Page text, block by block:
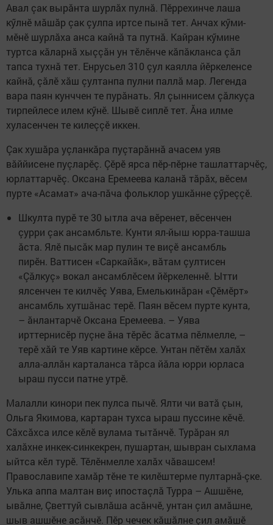
Авал çак вырăнта шурлăх пулнă. Пӗррехинче лаша
кӳлнӗ мăшăр çак çулпа иртсе пынă тет. Анчах кӳми-
мӗнӗ шурлăха анса кайнă та путнă. Кайран кӳмине
туртса кăларнă хыççăн ун тӗлӗнче кăпăкланса çăл
тапса тухнă тет. Енрусьел 310 çул каялла йӗркеленсе
кайнă, çăлӗ хăш çултанпа пулни паллă мар. Легенда
вара паян кунччен те пурăнать. Ял çыннисем çăлкуçа
тирпейлесе илем кӳнӗ. Шывӗ сиплӗ тет. Ăна илме
хуласенчен те килеççӗ иккен.
Çак хушăра уçланкăра пуçтарăннă ачасем уяв
вăййисене пуçларӗç. Çӗрӗ ярса пӗр-пӗрне ташлаттарчӗç,
юрлаттарчӗç. Оксана Еремеева каланă тăрăх, вӗсем
пурте «Асамат» ача-пăча фольклор ушкăнне çӳреççӗ.
Шкулта пурӗ те 30 ытла ача вӗренет, вӗсенчен
çурри çак ансамбльте. Кунти ял-йыш юрра-ташша
ăста. Ялӗ пысăк мар пулин те виçӗ ансамбль
пирӗн. Ваттисен «Саркайăк», вăтам çултисен
«Çăлкуç» вокал ансамблӗсем йӗркеленнӗ. Ытти
ялсенчен те килчӗç Уява, Емелькинăран «Çӗмӗрт»
ансамбль хутшăнас терӗ. Паян вӗсем пурте кунта,
– ăнлантарчӗ Оксана Еремеева. – Уява
ирттернисӗр пуçне ăна тӗрӗс ăсатма пӗлмелле, –
терӗ хăй те Уяв картине кӗрсе. Унтан пӗтӗм халăх
алла-аллăн карталанса тăрса йăла юрри юрласа
ыраш пусси патне утрӗ.
Малалли кинори пек пулса пычӗ. Ялти чи ватă çын,
Ольга Якимова, картаран тухса ыраш пуссине кӗчӗ.
Сăхсăхса илсе кӗлӗ вулама тытăнчӗ. Турăран ял
халăхне инкек-синкекрен, пушартан, шывран сыхлама
ыйтса кӗл турӗ. Тӗлӗнмелле халăх чăвашсем!
Православипе хамăр тӗне те килӗштерме пултарнă-çке.
Улька аппа малтан виç ипостаçлă Турра – Ашшӗне,
ывăлне, Çветтуй сывлăша асăнчӗ, унтан çил амăшне,
шыв ашшӗне асăнчӗ. Пӗр чечек кăшăлне çил амăшӗ